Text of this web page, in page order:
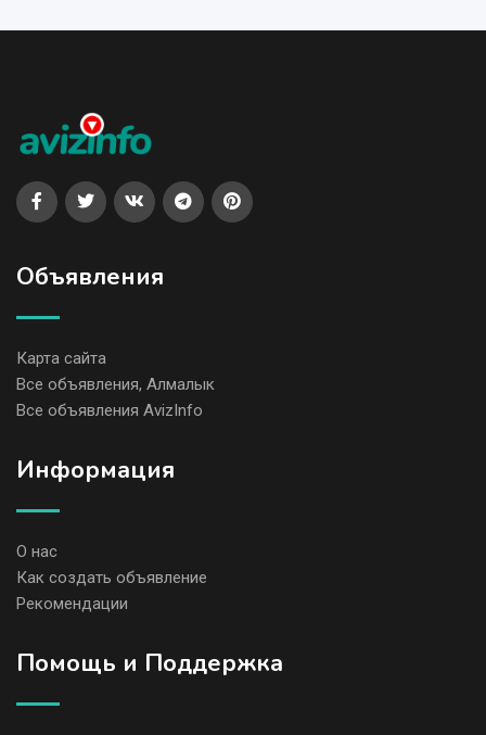
Объявления
Карта сайта
Все объявления, Алмалык
Все объявления AvizInfo
Информация
О нас
Как создать объявление
Рекомендации
Помощь и Поддержка